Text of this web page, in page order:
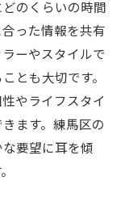
のくらいの時間
った情報を共有
ーやスタイルで
とも大切です。
やライフスタイ
ます。練馬区の
要望に耳を傾